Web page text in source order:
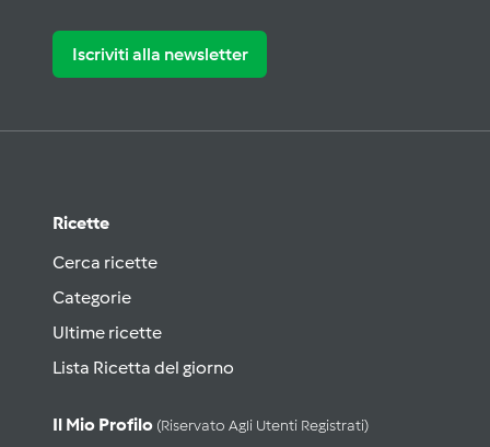
Iscriviti alla newsletter
Ricette
Cerca ricette
Categorie
Ultime ricette
Lista Ricetta del giorno
Il Mio Profilo (riservato Agli Utenti Registrati)